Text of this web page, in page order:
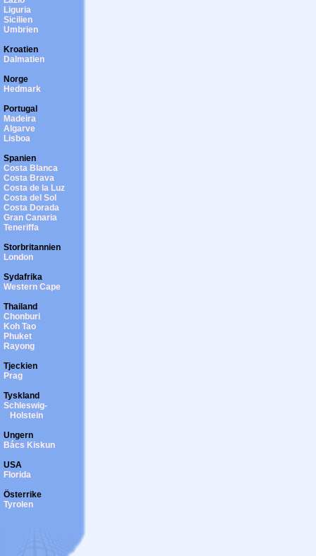
Liguria
Sicilien
Umbrien
Kroatien
Dalmatien
Norge
Hedmark
Portugal
Madeira
Algarve
Lisboa
Spanien
Costa Blanca
Costa Brava
Costa de la Luz
Costa del Sol
Costa Dorada
Gran Canaria
Teneriffa
Storbritannien
London
Sydafrika
Western Cape
Thailand
Chonburi
Koh Tao
Phuket
Rayong
Tjeckien
Prag
Tyskland
Schleswig-
Holstein
Ungern
Bács Kiskun
USA
Florida
Österrike
Tyrolen